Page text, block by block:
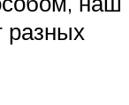
разных